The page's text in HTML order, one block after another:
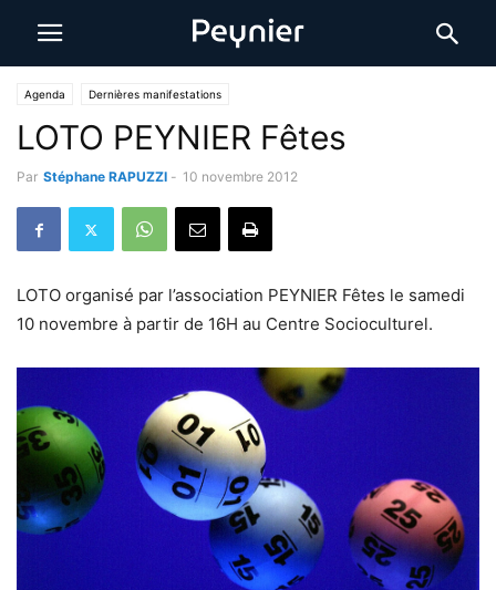
Agenda Dernières manifestations
LOTO PEYNIER Fêtes
Par Stéphane RAPUZZI - 10 novembre 2012
LOTO organisé par l’association PEYNIER Fêtes le samedi
10 novembre à partir de 16H au Centre Socioculturel.